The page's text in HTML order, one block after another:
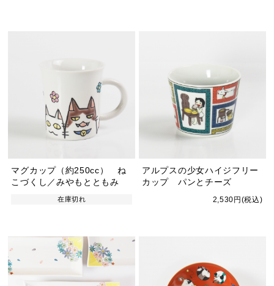
マグカップ（約250cc） ね
こづくし／みやもとともみ
在庫切れ
アルプスの少女ハイジフリー
カップ パンとチーズ
2,530円(税込)